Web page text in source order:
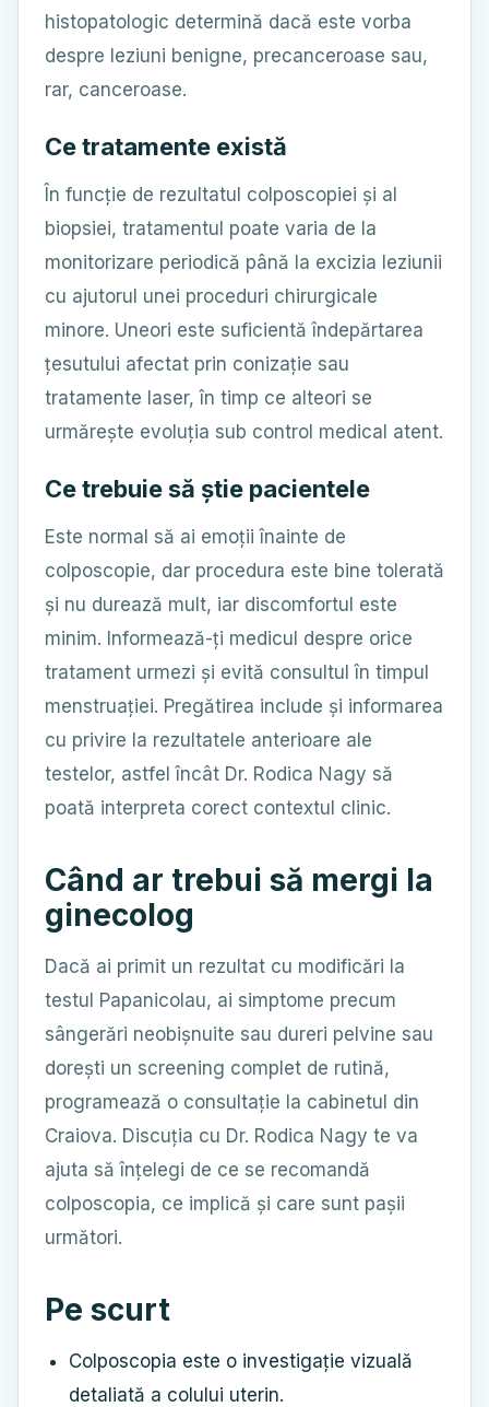
histopatologic determină dacă este vorba
despre leziuni benigne, precanceroase sau,
rar, canceroase.
Ce tratamente există
În funcție de rezultatul colposcopiei și al
biopsiei, tratamentul poate varia de la
monitorizare periodică până la excizia leziunii
cu ajutorul unei proceduri chirurgicale
minore. Uneori este suficientă îndepărtarea
țesutului afectat prin conizație sau
tratamente laser, în timp ce alteori se
urmărește evoluția sub control medical atent.
Ce trebuie să știe pacientele
Este normal să ai emoții înainte de
colposcopie, dar procedura este bine tolerată
și nu durează mult, iar discomfortul este
minim. Informează-ți medicul despre orice
tratament urmezi și evită consultul în timpul
menstruației. Pregătirea include și informarea
cu privire la rezultatele anterioare ale
testelor, astfel încât Dr. Rodica Nagy să
poată interpreta corect contextul clinic.
Când ar trebui să mergi la
ginecolog
Dacă ai primit un rezultat cu modificări la
testul Papanicolau, ai simptome precum
sângerări neobișnuite sau dureri pelvine sau
dorești un screening complet de rutină,
programează o consultație la cabinetul din
Craiova. Discuția cu Dr. Rodica Nagy te va
ajuta să înțelegi de ce se recomandă
colposcopia, ce implică și care sunt pașii
următori.
Pe scurt
Colposcopia este o investigație vizuală
detaliată a colului uterin.